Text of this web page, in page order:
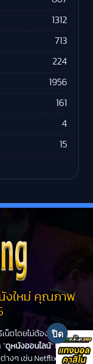
1312
713
224
1956
161
4
15
งใหม่ คุณภาพ
น็ตโดยไม่ต้องไปโรง
"ดูหนังออนไลน์" ได้ที่
งๆ เช่น Netflix,